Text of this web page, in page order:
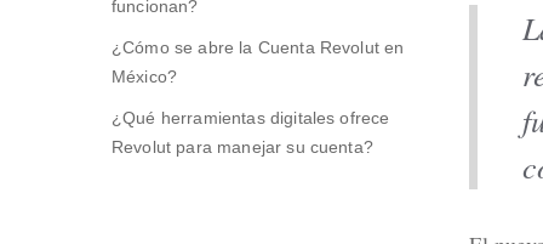
funcionan?
¿Cómo se abre la Cuenta Revolut en
México?
¿Qué herramientas digitales ofrece
Revolut para manejar su cuenta?
y cómo funciona en México
Leer más
legal
Leer